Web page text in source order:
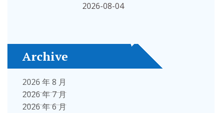
2026-08-04
Archive
2026 年 8 月
2026 年 7 月
2026 年 6 月